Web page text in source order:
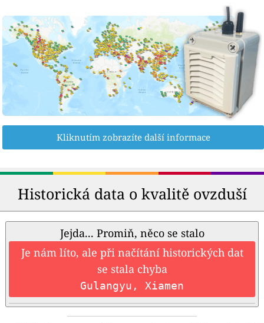
Kliknutím zobrazíte další informace
Historická data o kvalitě ovzduší
Jejda... Promiň, něco se stalo
Je nám líto, ale při načítání historických dat
se stala chyba
Gulangyu, Xiamen